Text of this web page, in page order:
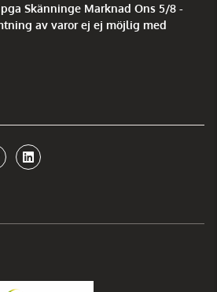
Skänninge Marknad Ons 5/8 -
av varor ej ej möjlig med